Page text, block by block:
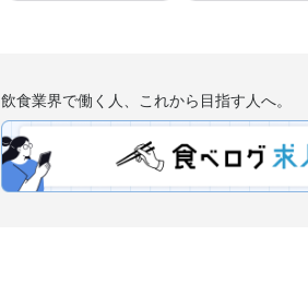
飲食業界で働く人、これから目指す人へ。